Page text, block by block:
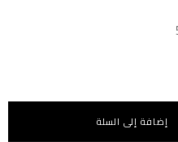
إضافة إلى السلة